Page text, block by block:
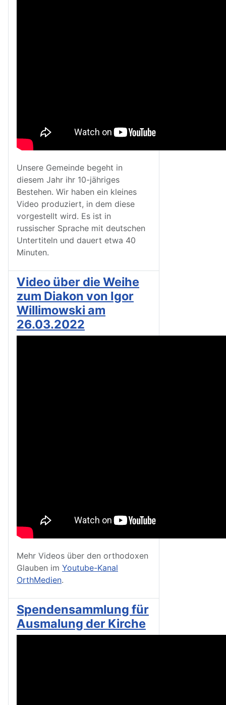
Unsere Gemeinde begeht in
diesem Jahr ihr 10-jähriges
Bestehen. Wir haben ein kleines
Video produziert, in dem diese
vorgestellt wird. Es ist in
russischer Sprache mit deutschen
Untertiteln und dauert etwa 40
Minuten.
Video über die Weihe
zum Diakon von Igor
Willimowski am
26.03.2022
Mehr Videos über den orthodoxen
Glauben im Youtube-Kanal
OrthMedien.
Spendensammlung für
Ausmalung der Kirche